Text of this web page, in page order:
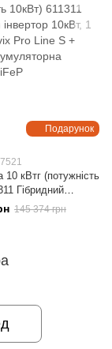
Подарунок
кВтг (потужність
Гібридний
1 фаза, Tervix
621141
145 374 грн